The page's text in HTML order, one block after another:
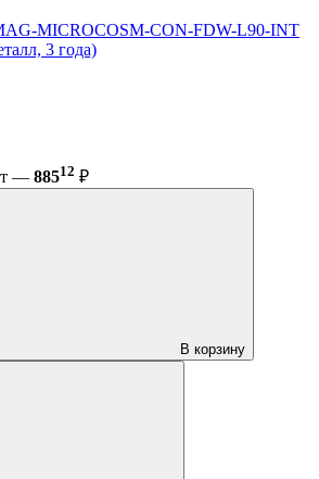
MICROCOSM-CON-FDW-L90-INT
3 года)
— 88512 ₽
В корзину